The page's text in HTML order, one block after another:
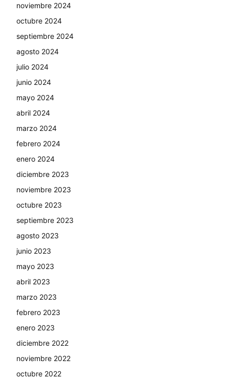
noviembre 2024
octubre 2024
septiembre 2024
agosto 2024
julio 2024
junio 2024
mayo 2024
abril 2024
marzo 2024
febrero 2024
enero 2024
diciembre 2023
noviembre 2023
octubre 2023
septiembre 2023
agosto 2023
junio 2023
mayo 2023
abril 2023
marzo 2023
febrero 2023
enero 2023
diciembre 2022
noviembre 2022
octubre 2022